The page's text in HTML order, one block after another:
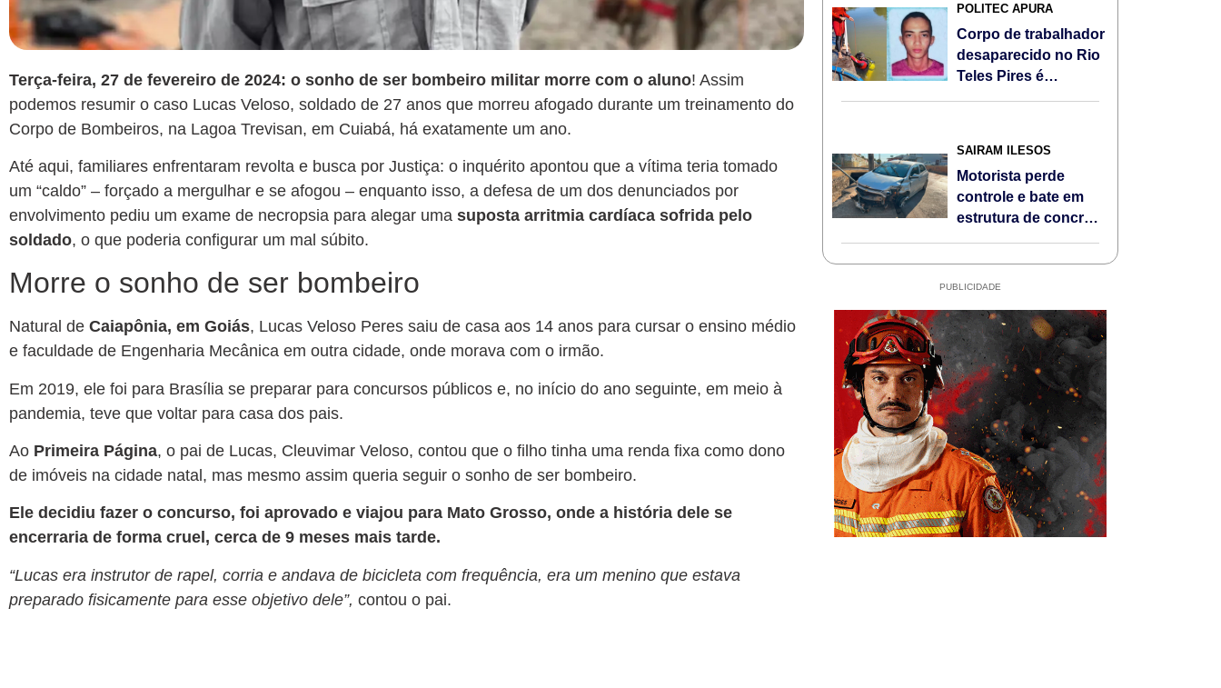
Terça-feira, 27 de fevereiro de 2024: o sonho de ser bombeiro militar morre com o aluno! Assim
podemos resumir o caso Lucas Veloso, soldado de 27 anos que morreu afogado durante um treinamento do
Corpo de Bombeiros, na Lagoa Trevisan, em Cuiabá, há exatamente um ano.
Até aqui, familiares enfrentaram revolta e busca por Justiça: o inquérito apontou que a vítima teria tomado
um “caldo” – forçado a mergulhar e se afogou – enquanto isso, a defesa de um dos denunciados por
envolvimento pediu um exame de necropsia para alegar uma suposta arritmia cardíaca sofrida pelo
soldado, o que poderia configurar um mal súbito.
Morre o sonho de ser bombeiro
Natural de Caiapônia, em Goiás, Lucas Veloso Peres saiu de casa aos 14 anos para cursar o ensino médio
e faculdade de Engenharia Mecânica em outra cidade, onde morava com o irmão.
Em 2019, ele foi para Brasília se preparar para concursos públicos e, no início do ano seguinte, em meio à
pandemia, teve que voltar para casa dos pais.
Ao Primeira Página, o pai de Lucas, Cleuvimar Veloso, contou que o filho tinha uma renda fixa como dono
de imóveis na cidade natal, mas mesmo assim queria seguir o sonho de ser bombeiro.
Ele decidiu fazer o concurso, foi aprovado e viajou para Mato Grosso, onde a história dele se
encerraria de forma cruel, cerca de 9 meses mais tarde.
“Lucas era instrutor de rapel, corria e andava de bicicleta com frequência, era um menino que estava
preparado fisicamente para esse objetivo dele”, contou o pai.
POLITEC APURA
Corpo de trabalhador
desaparecido no Rio
Teles Pires é
SAIRAM ILESOS
Motorista perde
controle e bate em
estrutura de concreto
PUBLICIDADE